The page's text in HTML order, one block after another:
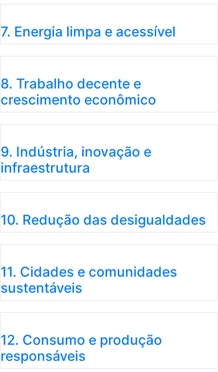
7. Energia limpa e acessível
8. Trabalho decente e
crescimento econômico
9. Indústria, inovação e
infraestrutura
10. Redução das desigualdades
11. Cidades e comunidades
sustentáveis
12. Consumo e produção
responsáveis